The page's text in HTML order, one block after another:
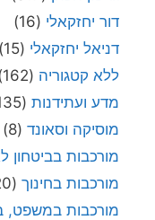
דור יחזקאלי (16)
דניאל יחזקאלי (15)
ללא קטגוריה (162)
מדע ועתידנות (135)
מוסיקה וסאונד (8)
מורכבות בביטחון
מורכבות בחינוך (420)
מורכבות במשפט,